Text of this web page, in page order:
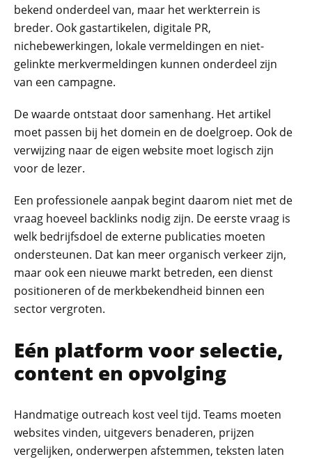
bekend onderdeel van, maar het werkterrein is
breder. Ook gastartikelen, digitale PR,
nichebewerkingen, lokale vermeldingen en niet-
gelinkte merkvermeldingen kunnen onderdeel zijn
van een campagne.
De waarde ontstaat door samenhang. Het artikel
moet passen bij het domein en de doelgroep. Ook de
verwijzing naar de eigen website moet logisch zijn
voor de lezer.
Een professionele aanpak begint daarom niet met de
vraag hoeveel backlinks nodig zijn. De eerste vraag is
welk bedrijfsdoel de externe publicaties moeten
ondersteunen. Dat kan meer organisch verkeer zijn,
maar ook een nieuwe markt betreden, een dienst
positioneren of de merkbekendheid binnen een
sector vergroten.
Eén platform voor selectie,
content en opvolging
Handmatige outreach kost veel tijd. Teams moeten
websites vinden, uitgevers benaderen, prijzen
vergelijken, onderwerpen afstemmen, teksten laten